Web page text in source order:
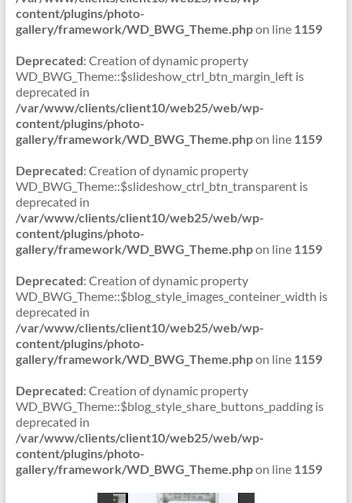
content/plugins/photo-
gallery/framework/WD_BWG_Theme.phpon line 1159
Deprecated: Creation of dynamic property
WD_BWG_Theme::$slideshow_ctrl_btn_margin_left is
deprecated in
/var/www/clients/client10/web25/web/wp-
content/plugins/photo-
gallery/framework/WD_BWG_Theme.phpon line 1159
Deprecated: Creation of dynamic property
WD_BWG_Theme::$slideshow_ctrl_btn_transparent is
deprecated in
/var/www/clients/client10/web25/web/wp-
content/plugins/photo-
gallery/framework/WD_BWG_Theme.phpon line 1159
Deprecated: Creation of dynamic property
WD_BWG_Theme::$blog_style_images_conteiner_width is
deprecated in
/var/www/clients/client10/web25/web/wp-
content/plugins/photo-
gallery/framework/WD_BWG_Theme.phpon line 1159
Deprecated: Creation of dynamic property
WD_BWG_Theme::$blog_style_share_buttons_padding is
deprecated in
/var/www/clients/client10/web25/web/wp-
content/plugins/photo-
gallery/framework/WD_BWG_Theme.phpon line 1159